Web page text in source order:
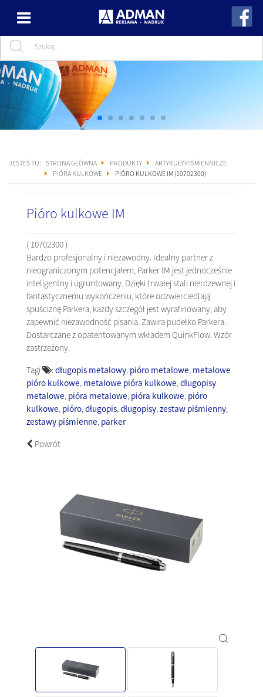
JESTEŚ TU: STRONA GŁÓWNA PRODUKTY
ARTYKUŁY PIŚMIENNICZE
PIÓRA KULKOWE
PIÓRO KULKOWE IM (10702300)
Pióro kulkowe IM
( 10702300 )
Bardzo profesjonalny i niezawodny. Idealny partner z
nieograniczonym potencjałem, Parker IM jest jednocześnie
inteligentny i ugruntowany. Dzięki trwałej stali nierdzewnej i
fantastycznemu wykończeniu, które odzwierciedlają
spuściznę Parkera, każdy szczegół jest wyrafinowany, aby
zapewnić niezawodność pisania. Zawira pudełko Parkera.
Dostarczane z opatentowanym wkładem QuinkFlow. Wzór
zastrzeżony.
Tagi
:długopis metalowy, pióro metalowe, metalowe
pióro kulkowe, metalowe pióra kulkowe,długopisy
metalowe, pióra metalowe, pióra kulkowe, pióro
kulkowe, pióro,długopis,długopisy,zestaw piśmienny,
zestawy piśmienne, parker
Powrót